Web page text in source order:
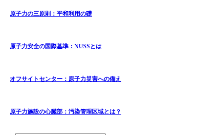
原子力の三原則：平和利用の礎
原子力安全の国際基準：NUSSとは
オフサイトセンター：原子力災害への備え
原子力施設の心臓部：汚染管理区域とは？